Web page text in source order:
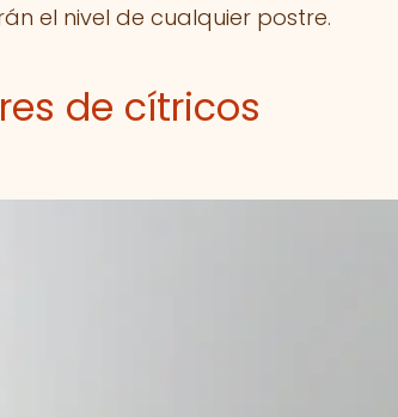
el nivel de cualquier postre.
de cítricos